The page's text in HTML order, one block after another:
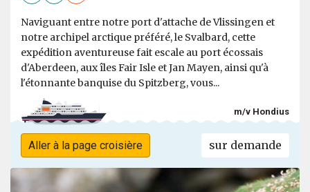
Naviguant entre notre port d'attache de Vlissingen et
notre archipel arctique préféré, le Svalbard, cette
expédition aventureuse fait escale au port écossais
d'Aberdeen, aux îles Fair Isle et Jan Mayen, ainsi qu'à
l'étonnante banquise du Spitzberg, vous...
m/v Hondius
Aller à la page croisière sur demande